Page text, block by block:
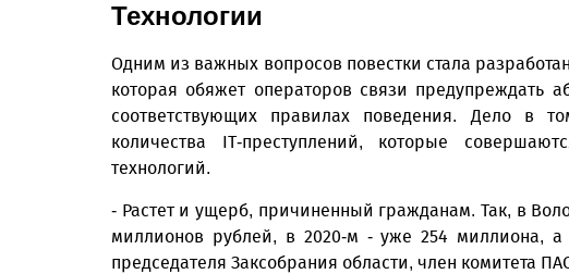
Технологии
Одним из важных вопросов повестки стала
которая обяжет операторов связи предупреждать
соответствующих правилах поведения. Дело в
количества IT-преступлений, которые
технологий.
- Растет и ущерб, причиненный гражданам. Так, в
миллионов рублей, в 2020-м - уже 254 миллиона, а
председателя Заксобрания области, член комитета